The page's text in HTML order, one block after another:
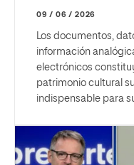
09 / 06 / 2026
Los documentos,
información
electrónicos
patrimonio cultural
indispensable para